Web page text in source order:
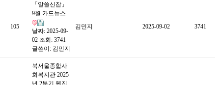
105
「알쓸신잡」
9월 카드뉴스
날짜: 2025-09-
02 조회: 3741
글쓴이: 김민지
김민지 2025-09-02 3741
북서울종합사
회복지관 2025